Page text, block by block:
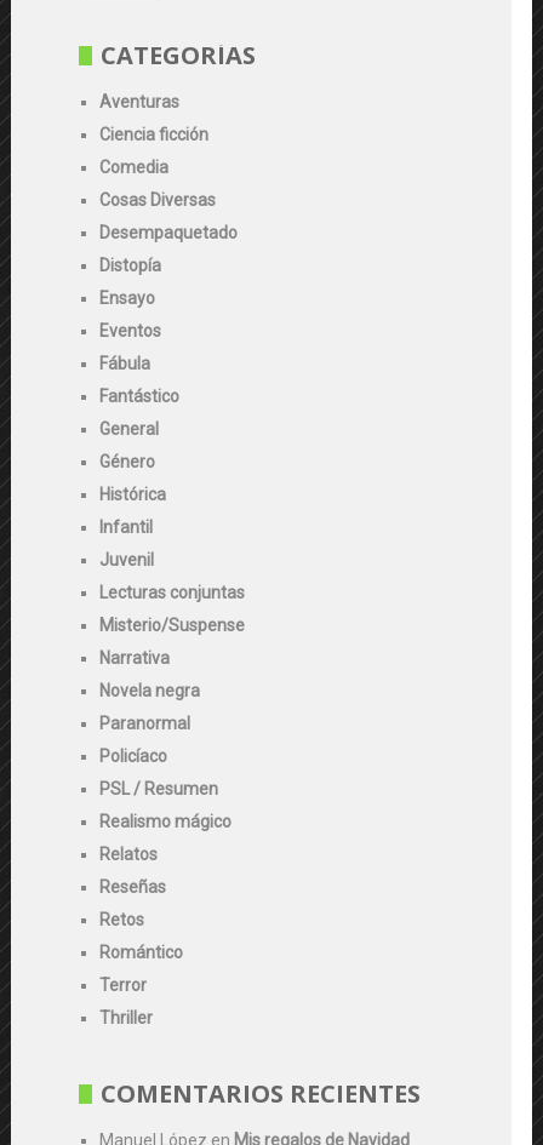
CATEGORÍAS
Aventuras
Ciencia ficción
Comedia
Cosas Diversas
Desempaquetado
Distopía
Ensayo
Eventos
Fábula
Fantástico
General
Género
Histórica
Infantil
Juvenil
Lecturas conjuntas
Misterio/Suspense
Narrativa
Novela negra
Paranormal
Policíaco
PSL / Resumen
Realismo mágico
Relatos
Reseñas
Retos
Romántico
Terror
Thriller
COMENTARIOS RECIENTES
Manuel López en Mis regalos de Navidad